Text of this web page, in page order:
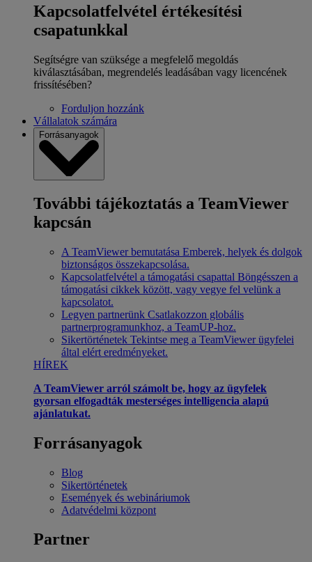
Kapcsolatfelvétel értékesítési
csapatunkkal
Segítségre van szüksége a megfelelő megoldás
kiválasztásában, megrendelés leadásában vagy licencének
frissítésében?
Forduljon hozzánk
Vállalatok számára
Forrásanyagok
További tájékoztatás a TeamViewer
kapcsán
A TeamViewer bemutatása Emberek, helyek és dolgok
biztonságos összekapcsolása.
Kapcsolatfelvétel a támogatási csapattal Böngésszen a
támogatási cikkek között, vagy vegye fel velünk a
kapcsolatot.
Legyen partnerünk Csatlakozzon globális
partnerprogramunkhoz, a TeamUP-hoz.
Sikertörténetek Tekintse meg a TeamViewer ügyfelei
által elért eredményeket.
HÍREK
A TeamViewer arról számolt be, hogy az ügyfelek
gyorsan elfogadták mesterséges intelligencia alapú
ajánlatukat.
Forrásanyagok
Blog
Sikertörténetek
Események és webináriumok
Adatvédelmi központ
Partner